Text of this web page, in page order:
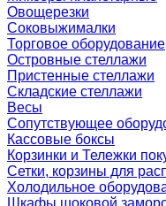
Овощерезки
Соковыжималки
Торговое оборудование
Островные стеллажи
Пристенные стеллажи
Складские стеллажи
Весы
Сопутствующее
Кассовые боксы
Корзинки и Тележки
Сетки, корзины для
Холодильное
Шкафы шоковой